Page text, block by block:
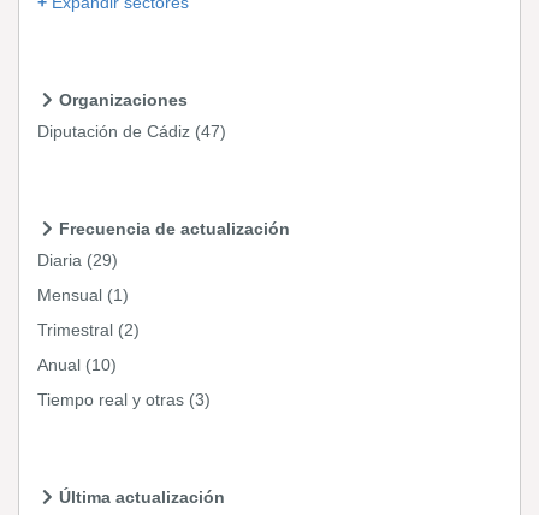
Organizaciones
Diputación de Cádiz (47)
Frecuencia de actualización
Diaria (29)
Mensual (1)
Trimestral (2)
Anual (10)
Tiempo real y otras (3)
Última actualización